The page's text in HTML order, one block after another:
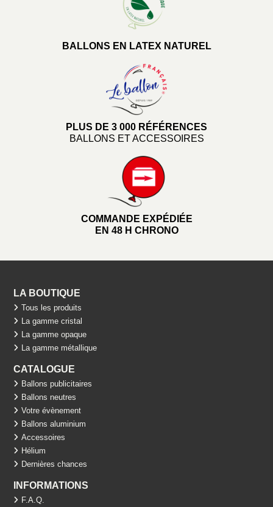
BALLONS EN LATEX NATUREL
PLUS DE 3 000 RÉFÉRENCES
BALLONS ET ACCESSOIRES
COMMANDE EXPÉDIÉE
EN 48 H CHRONO
LA BOUTIQUE
Tous les produits
La gamme cristal
La gamme opaque
La gamme métallique
CATALOGUE
Ballons publicitaires
Ballons neutres
Votre évènement
Ballons aluminium
Accessoires
Hélium
Dernières chances
INFORMATIONS
F.A.Q.